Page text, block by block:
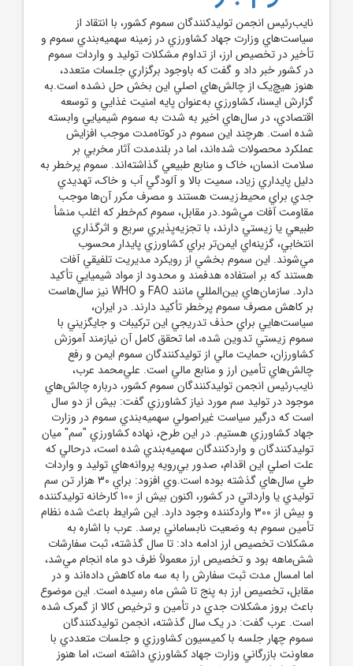
نايب‌رئيس انجمن توليدکنندگان سموم کشور، با انتقاد از
سياست‌هاي وزارت جهاد کشاورزي در زمينه سهميه‌بندي سموم و
تأخير در تخصيص ارز، از تداوم مشکلات توليد و واردات سموم
در کشور خبر داد و گفت که باوجود برگزاري جلسات متعدد،
هنوز هيچ‌يک از چالش‌هاي اصلي اين بخش حل نشده است.به
گزارش ايسنا، کشاورزي به‌عنوان پايه امنيت غذايي و توسعه
اقتصادي، در سال‌هاي اخير به شدت به سموم شيميايي وابسته
شده است. هرچند اين سموم در کوتاه‌مدت موجب افزايش
عملکرد محصولات شده‌اند، اما در بلندمدت آثار مخربي بر
سلامت انسان، خاک و منابع طبيعي گذاشته‌اند. سموم پرخطر به
دليل پايداري زياد، سميت بالا و آلودگي آب و خاک، تهديدي
جدي براي محيط‌زيست هستند و مصرف مکرر آن‌ها موجب
مقاومت آفات مي‌شود.در مقابل، سموم کم‌خطر که اغلب منشأ
طبيعي يا زيستي دارند، با تجزيه‌پذيري سريع و اثرگذاري
انتخابي، گزينه‌اي ايمن‌تر براي کشاورزي پايدار محسوب
مي‌شوند. اين سموم بخشي از رويکرد مديريت تلفيقي آفات
هستند که بر استفاده هدفمند و محدود از مواد شيميايي تأکيد
دارد. سازمان‌هاي بين‌المللي مانند FAO و WHO نيز سال‌هاست
بر کاهش مصرف سموم پرخطر تأکيد دارند. در ايران،
سياست‌هايي براي حذف تدريجي اين ترکيبات و جايگزيني با
سموم زيستي تدوين شده، اما تحقق کامل آن نيازمند آموزش
کشاورزان، حمايت مالي از توليدکنندگان سموم ايمن و رفع
چالش‌هاي تأمين ارز و منابع مالي است. علي‌محمد عرب،
نايب‌رئيس انجمن توليدکنندگان سموم کشور، درباره چالش‌هاي
موجود در توليد سم مورد نياز کشاورزي گفت: بيش از دو سال
است که درگير سياست غيراصولي سهميه‌بندي سموم در وزارت
جهاد کشاورزي هستيم. در اين طرح، نهاده کشاورزي "سم" ميان
توليدکنندگان و واردکنندگان سهميه‌بندي شده است، درحالي که
علت اصلي اين اقدام، صدور بي‌رويه پروانه‌هاي توليد و واردات
طي سال‌هاي گذشته بوده است.وي افزود: براي 30 هزار تن سم
توليدي يا وارداتي در کشور، اکنون بيش از 100 کارخانه توليدکننده
و بيش از 300 واردکننده وجود دارد. اين شرايط باعث شده نظام
تأمين سموم به وضعيت نابساماني برسد. عرب با اشاره به
مشکلات تخصيص ارز ادامه داد: تا سال گذشته، ثبت سفارشات
شش‌ماهه بود و تخصيص ارز معمولاً ظرف دو ماه انجام مي‌شد،
اما امسال مدت ثبت سفارش را به سه ماه کاهش داده‌اند و در
مقابل، تخصيص ارز به پنج تا شش ماه رسيده است. اين موضوع
باعث بروز مشکلات جدي در تأمين و ترخيص کالا از گمرک شده
است. عرب گفت: در يک سال گذشته، انجمن توليدکنندگان
سموم چهار جلسه با کميسيون کشاورزي و جلسات متعددي با
معاونت بازرگاني وزارت جهاد کشاورزي داشته است، اما هنوز